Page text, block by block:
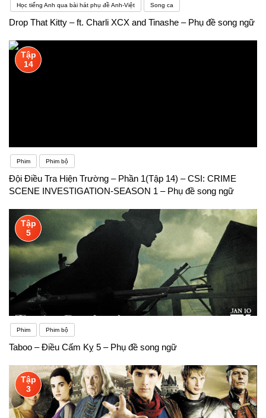
Học tiếng Anh qua bài hát phụ đề Anh-Việt Song ca
Drop That Kitty – ft. Charli XCX and Tinashe – Phụ đề song ngữ
Tập
14
Phim Phim bộ
Đội Điều Tra Hiện Trường – Phần 1(Tập 14) – CSI: CRIME
SCENE INVESTIGATION-SEASON 1 – Phụ đề song ngữ
Tập
5
Phim Phim bộ
Taboo – Điều Cấm Kỵ 5 – Phụ đề song ngữ
Tập
3